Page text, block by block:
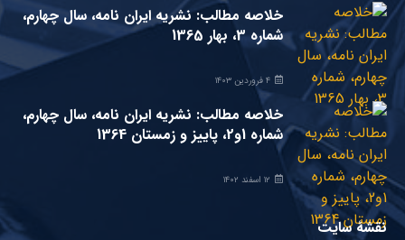
خلاصه مطالب: نشریه ایران نامه، سال چهارم،
شماره 3، بهار 1365
۴ فروردین ۱۴۰۳
خلاصه مطالب: نشریه ایران نامه، سال چهارم،
شماره 1و2، پاییز و زمستان 1364
۱۲ اسفند ۱۴۰۲
نقشۀ سایت